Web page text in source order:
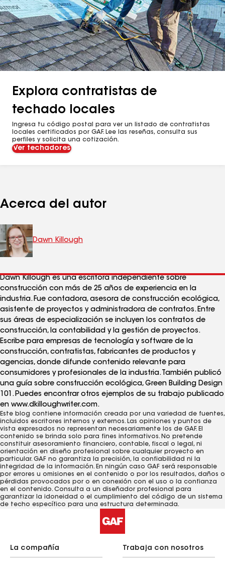
Explora contratistas de
techado locales
Ingresa tu código postal para ver un listado de contratistas
locales certificados por GAF. Lee las reseñas, consulta sus
perfiles y solicita una cotización.
Ver techadores
Acerca del autor
Dawn Killough
Dawn Killough es una escritora independiente sobre
construcción con más de 25 años de experiencia en la
industria. Fue contadora, asesora de construcción ecológica,
asistente de proyectos y administradora de contratos. Entre
sus áreas de especialización se incluyen los contratos de
construcción, la contabilidad y la gestión de proyectos.
Escribe para empresas de tecnología y software de la
construcción, contratistas, fabricantes de productos y
agencias, donde difunde contenido relevante para
consumidores y profesionales de la industria. También publicó
una guía sobre construcción ecológica, Green Building Design
101. Puedes encontrar otros ejemplos de su trabajo publicado
en www.dkilloughwriter.com.
Este blog contiene información creada por una variedad de fuentes,
incluidos escritores internos y externos. Las opiniones y puntos de
vista expresados ​​no representan necesariamente los de GAF. El
contenido se brinda solo para fines informativos. No pretende
constituir asesoramiento financiero, contable, fiscal o legal, ni
orientación en diseño profesional sobre cualquier proyecto en
particular. GAF no garantiza la precisión, la confiabilidad ni la
integridad de la información. En ningún caso GAF será responsable
por errores u omisiones en el contenido o por los resultados, daños o
pérdidas provocados ​​por o en conexión con el uso o la confianza
en el contenido. Consulta a un diseñador profesional para
garantizar la idoneidad o el cumplimiento del código de un sistema
de techo específico para una estructura determinada.
La compañía Trabaja con nosotros